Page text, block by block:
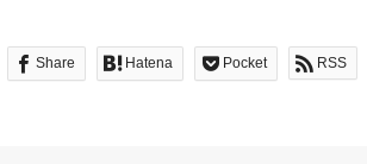
Share Hatena Pocket RSS